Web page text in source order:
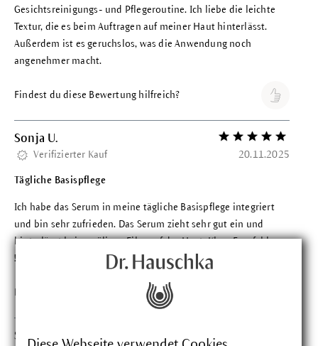
Gesichtsreinigungs- und Pflegeroutine. Ich liebe die leichte
Textur, die es beim Auftragen auf meiner Haut hinterlässt.
Außerdem ist es geruchslos, was die Anwendung noch
angenehmer macht.
Findest du diese Bewertung hilfreich?
Sonja U. Bewertung mit 5
Verifizierter Kauf 20.11.2025
Tägliche Basispflege
Ich habe das Serum in meine tägliche Basispflege integriert
und bin sehr zufrieden. Das Serum zieht sehr gut ein und
hinterlässt keinen öligen Film auf der Haut. Klare Empfehlung
!
Findest du diese Bewertung hilfreich?
Susanne M.